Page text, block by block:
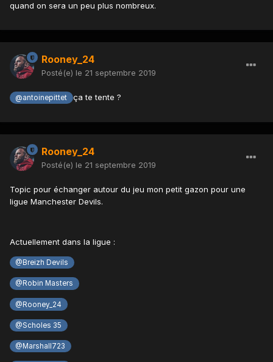
quand on sera un peu plus nombreux.
Rooney_24
Posté(e) le 21 septembre 2019
@antoinepittet ça te tente ?
Rooney_24
Posté(e) le 21 septembre 2019
Topic pour échanger autour du jeu mon petit gazon pour une
ligue Manchester Devils.
Actuellement dans la ligue :
@Breizh Devils
@Robin Masters
@Rooney_24
@Scholes 35
@Marshall723